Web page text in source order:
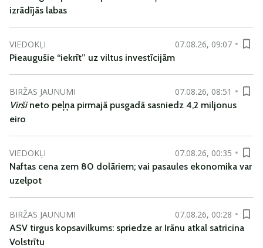
izrādījās labas
VIEDOKĻI
07.08.26, 09:07
Pieaugušie “iekrīt” uz viltus investīcijām
BIRŽAS JAUNUMI
07.08.26, 08:51
Viršineto peļņa pirmajā pusgadā sasniedz 4,2 miljonus
eiro
VIEDOKĻI
07.08.26, 00:35
Naftas cena zem 80 dolāriem; vai pasaules ekonomika var
uzelpot
BIRŽAS JAUNUMI
07.08.26, 00:28
ASV tirgus kopsavilkums: spriedze ar Irānu atkal satricina
Volstrītu